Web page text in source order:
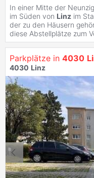
In einer Mitte der
im Süden von Linz im
der zu den Häusern
diese Abstellplätze zum
Parkplätze in 4030
4030 Linz